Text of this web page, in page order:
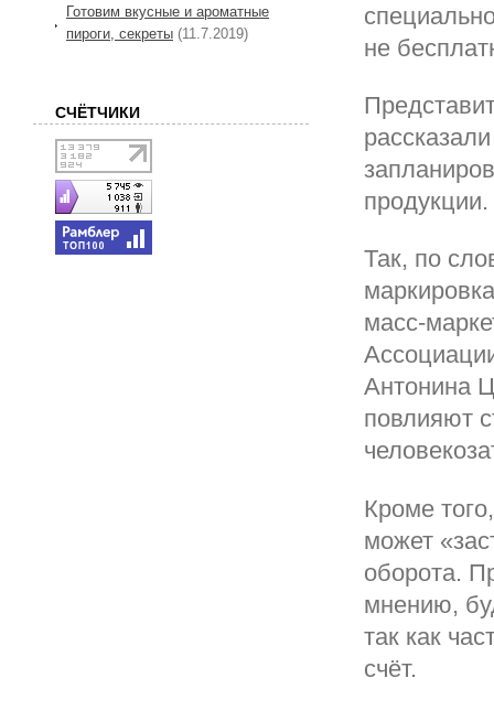
не
продукции.
Так, по
масс-
Антонина
повлияют
Кроме
может
оборота.
мнению,
так как
счёт.
Готовим вкусные и ароматные
пироги, секреты (11.7.2019)
СЧЁТЧИКИ